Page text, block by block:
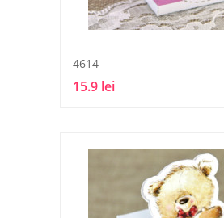
4614
15.9 lei